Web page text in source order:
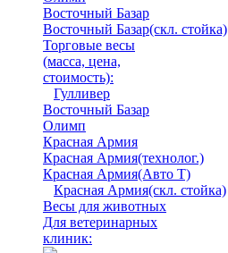
Восточный Базар
Восточный Базар(скл. стойка)
Торговые весы
(масса, цена,
стоимость):
Гулливер
Восточный Базар
Олимп
Красная Армия
Красная Армия(технолог.)
Красная Армия(Авто Т)
Красная Армия(скл. стойка)
Весы для животных
Для ветеринарных
клиник: